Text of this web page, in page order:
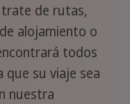
trate de rutas,
alojamiento o
todos
su viaje sea
nuestra